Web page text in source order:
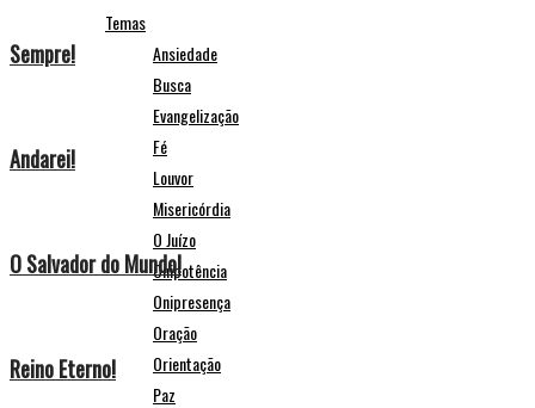
Temas
Ansiedade
Busca
Evangelização
Fé
Louvor
Misericórdia
O Juízo
Onipotência
Onipresença
Oração
Orientação
Paz
Sempre!
Andarei!
O Salvador do Mundo!
Reino Eterno!